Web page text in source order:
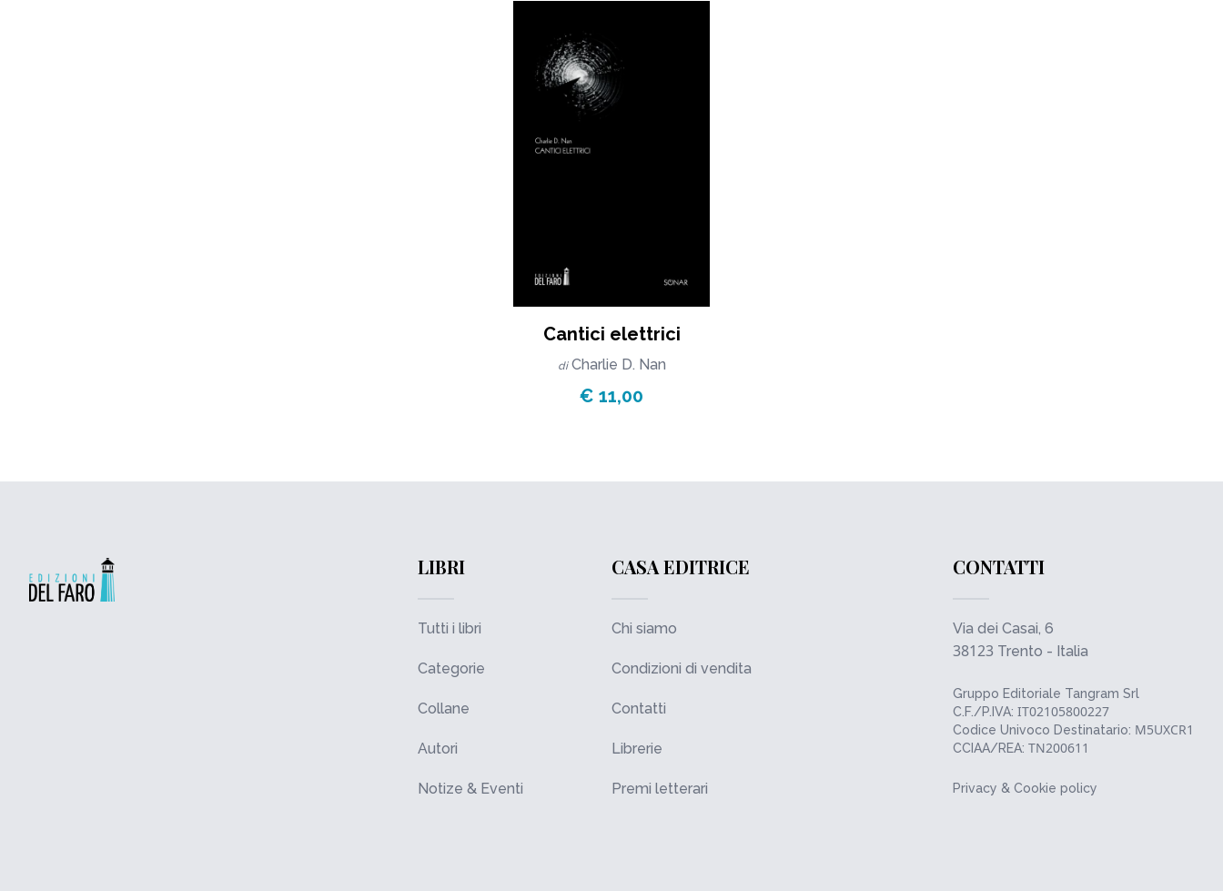
Cantici elettrici
di Charlie D. Nan
€ 11,00
LIBRI
Tutti i libri
Categorie
Collane
Autori
Notize & Eventi
CASA EDITRICE
Chi siamo
Condizioni di vendita
Contatti
Librerie
Premi letterari
CONTATTI
Via dei Casai, 6
38123 Trento - Italia
Gruppo Editoriale Tangram Srl
C.F./P.IVA: IT02105800227
Codice Univoco Destinatario: M5UXCR1
CCIAA/REA: TN200611
Privacy & Cookie policy